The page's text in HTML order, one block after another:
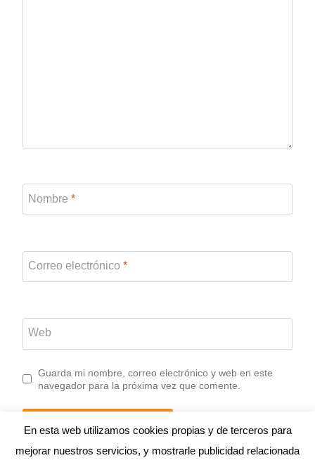
Nombre *
Correo electrónico *
Web
Guarda mi nombre, correo electrónico y web en este
navegador para la próxima vez que comente.
En esta web utilizamos cookies propias y de terceros para
mejorar nuestros servicios, y mostrarle publicidad relacionada